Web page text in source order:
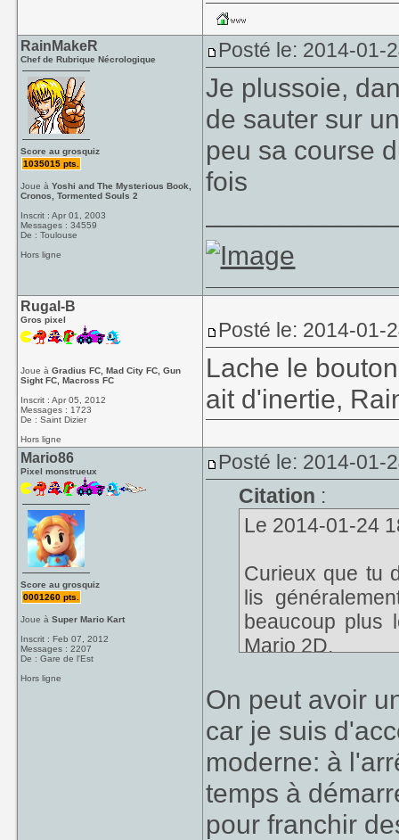
RainMakeR
Chef de Rubrique Nécrologique
Score au grosquiz
1035015 pts.
Joue àYoshi and The Mysterious Book,
Cronos, Tormented Souls 2
Inscrit : Apr 01, 2003
Messages : 34559
De : Toulouse
Hors ligne
Posté le: 2014-01-
Je plussoie,
de sauter sur
peu sa course
fois
Rugal-B
Gros pixel
Joue àGradius FC, Mad City FC, Gun
Sight FC, Macross FC
Inscrit : Apr 05, 2012
Messages : 1723
De : Saint Dizier
Hors ligne
Posté le: 2014-01-
Lache le
ait d'inertie,
Mario86
Pixel monstrueux
Score au grosquiz
0001260 pts.
Joue àSuper Mario Kart
Inscrit : Feb 07, 2012
Messages : 2207
De : Gare de l'Est
Hors ligne
Posté le: 2014-01-
Citation :
Le 2014-01-24
Curieux que tu
lis
beaucoup plus
Mario 2D.
On peut avoir
car je suis
moderne: à
temps à
pour franchir